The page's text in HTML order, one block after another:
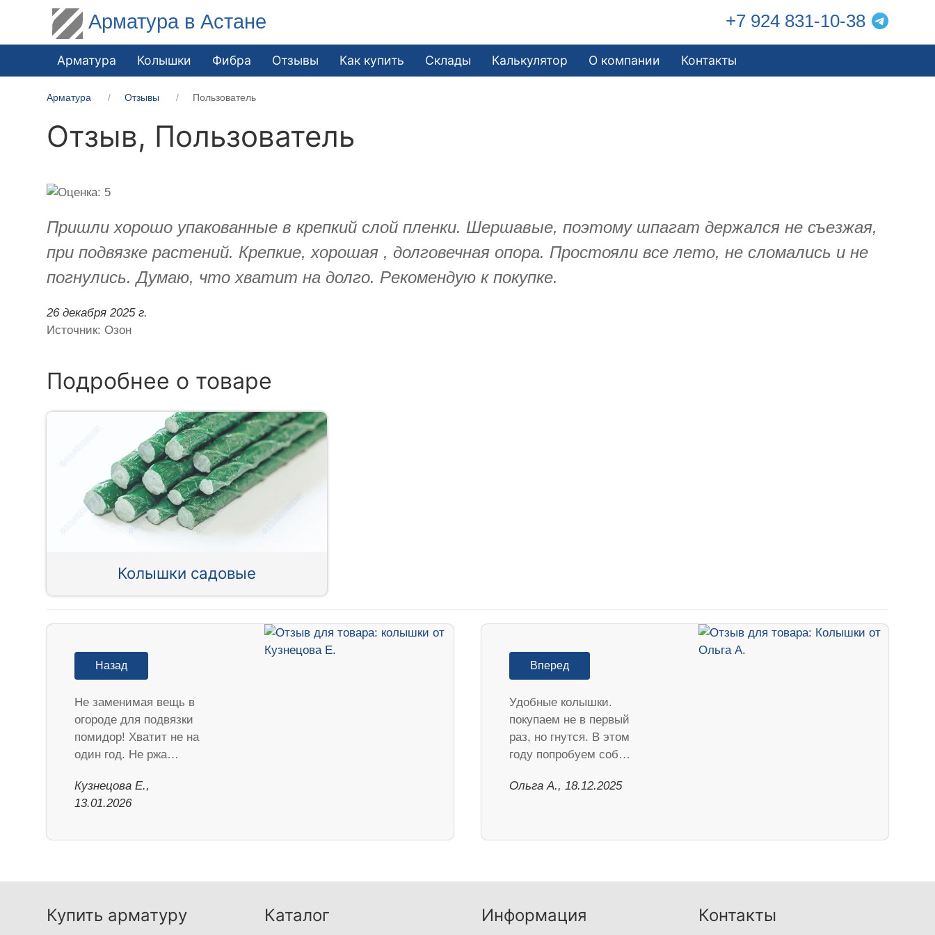
Арматура в Астане +7 924 831-10-38
Арматура Колышки Фибра Отзывы Как купить Склады Калькулятор О компании Контакты
Арматура Отзывы Пользователь
Отзыв, Пользователь
Пришли хорошо упакованные в крепкий слой пленки. Шершавые, поэтому шпагат держался не съезжая,
при подвязке растений. Крепкие, хорошая , долговечная опора. Простояли все лето, не сломались и не
погнулись. Думаю, что хватит на долго. Рекомендую к покупке.
26 декабря 2025 г.
Источник: Озон
Подробнее о товаре
Колышки садовые
Назад
Не заменимая вещь в
огороде для подвязки
помидор! Хватит не на
один год. Не ржа…
Кузнецова Е.,
13.01.2026
Вперед
Удобные колышки.
покупаем не в первый
раз, но гнутся. В этом
году попробуем соб…
Ольга А., 18.12.2025
Купить арматуру Каталог Информация Контакты